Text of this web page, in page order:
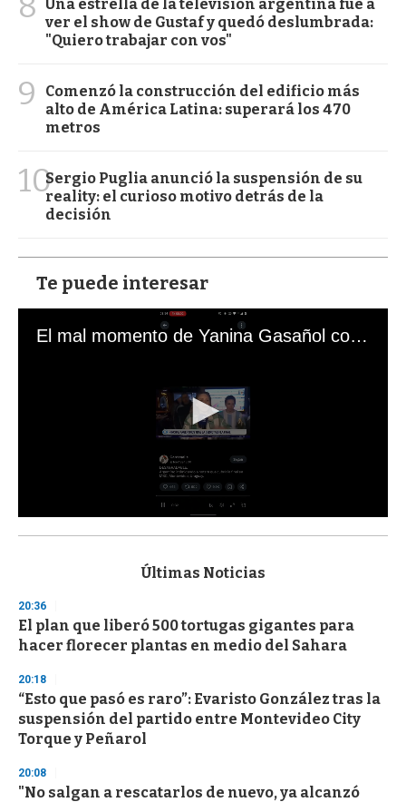
Una estrella de la televisión argentina fue a
ver el show de Gustaf y quedó deslumbrada:
"Quiero trabajar con vos"
9
Comenzó la construcción del edificio más
alto de América Latina: superará los 470
metros
10Sergio Puglia anunció la suspensión de su
reality: el curioso motivo detrás de la
decisión
Te puede interesar
El mal momento de Yanina Gasañol con un hincha argentino en "Subrayado"
s
d
s
o
f
3
s
c
o
d
s
Últimas Noticias
20:36
El plan que liberó 500 tortugas gigantes para
hacer florecer plantas en medio del Sahara
20:18
“Esto que pasó es raro”: Evaristo González tras la
suspensión del partido entre Montevideo City
Torque y Peñarol
20:08
"No salgan a rescatarlos de nuevo, ya alcanzó